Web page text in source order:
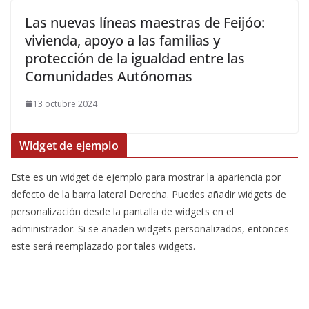
Las nuevas líneas maestras de Feijóo:
vivienda, apoyo a las familias y
protección de la igualdad entre las
Comunidades Autónomas
13 octubre 2024
Widget de ejemplo
Este es un widget de ejemplo para mostrar la apariencia por
defecto de la barra lateral Derecha. Puedes añadir widgets de
personalización desde la pantalla de widgets en el
administrador. Si se añaden widgets personalizados, entonces
este será reemplazado por tales widgets.